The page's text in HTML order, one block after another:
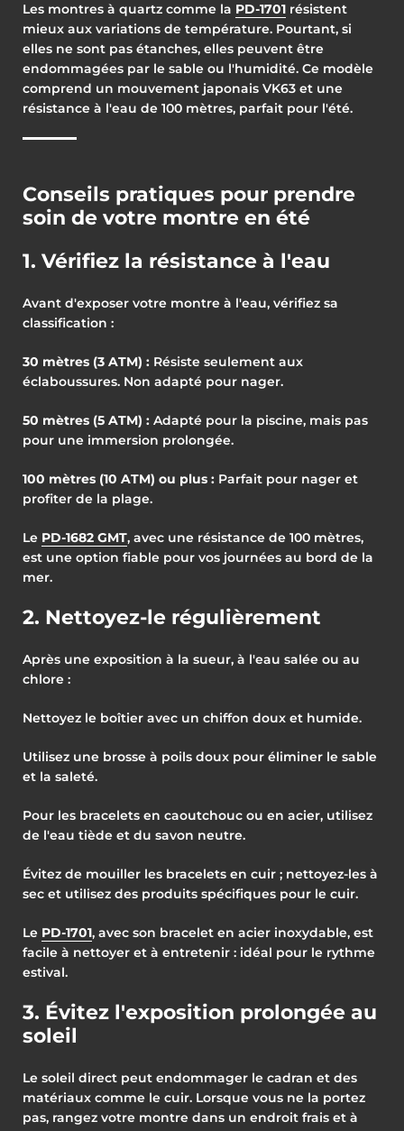
Les montres à quartz comme la PD-1701 résistent
mieux aux variations de température. Pourtant, si
elles ne sont pas étanches, elles peuvent être
endommagées par le sable ou l'humidité. Ce modèle
comprend un mouvement japonais VK63 et une
résistance à l'eau de 100 mètres, parfait pour l'été.
Conseils pratiques pour prendre
soin de votre montre en été
1. Vérifiez la résistance à l'eau
Avant d'exposer votre montre à l'eau, vérifiez sa
classification :
30 mètres (3 ATM) : Résiste seulement aux
éclaboussures. Non adapté pour nager.
50 mètres (5 ATM) : Adapté pour la piscine, mais pas
pour une immersion prolongée.
100 mètres (10 ATM) ou plus : Parfait pour nager et
profiter de la plage.
Le PD-1682 GMT, avec une résistance de 100 mètres,
est une option fiable pour vos journées au bord de la
mer.
2. Nettoyez-le régulièrement
Après une exposition à la sueur, à l'eau salée ou au
chlore :
Nettoyez le boîtier avec un chiffon doux et humide.
Utilisez une brosse à poils doux pour éliminer le sable
et la saleté.
Pour les bracelets en caoutchouc ou en acier, utilisez
de l'eau tiède et du savon neutre.
Évitez de mouiller les bracelets en cuir ; nettoyez-les à
sec et utilisez des produits spécifiques pour le cuir.
Le PD-1701, avec son bracelet en acier inoxydable, est
facile à nettoyer et à entretenir : idéal pour le rythme
estival.
3. Évitez l'exposition prolongée au
soleil
Le soleil direct peut endommager le cadran et des
matériaux comme le cuir. Lorsque vous ne la portez
pas, rangez votre montre dans un endroit frais et à